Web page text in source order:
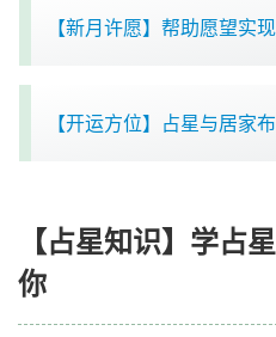
【新月许愿】帮助愿望实
【开运方位】占星与居家
【占星知识】学占
你